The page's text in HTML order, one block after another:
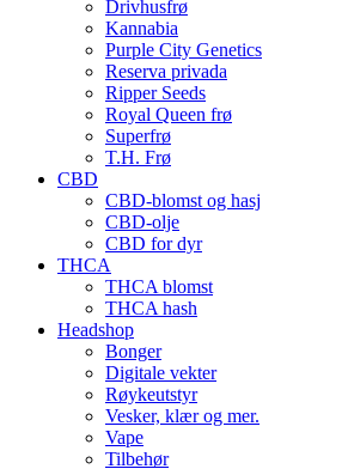
Drivhusfrø
Kannabia
Purple City Genetics
Reserva privada
Ripper Seeds
Royal Queen frø
Superfrø
T.H. Frø
CBD
CBD-blomst og hasj
CBD-olje
CBD for dyr
THCA
THCA blomst
THCA hash
Headshop
Bonger
Digitale vekter
Røykeutstyr
Vesker, klær og mer.
Vape
Tilbehør